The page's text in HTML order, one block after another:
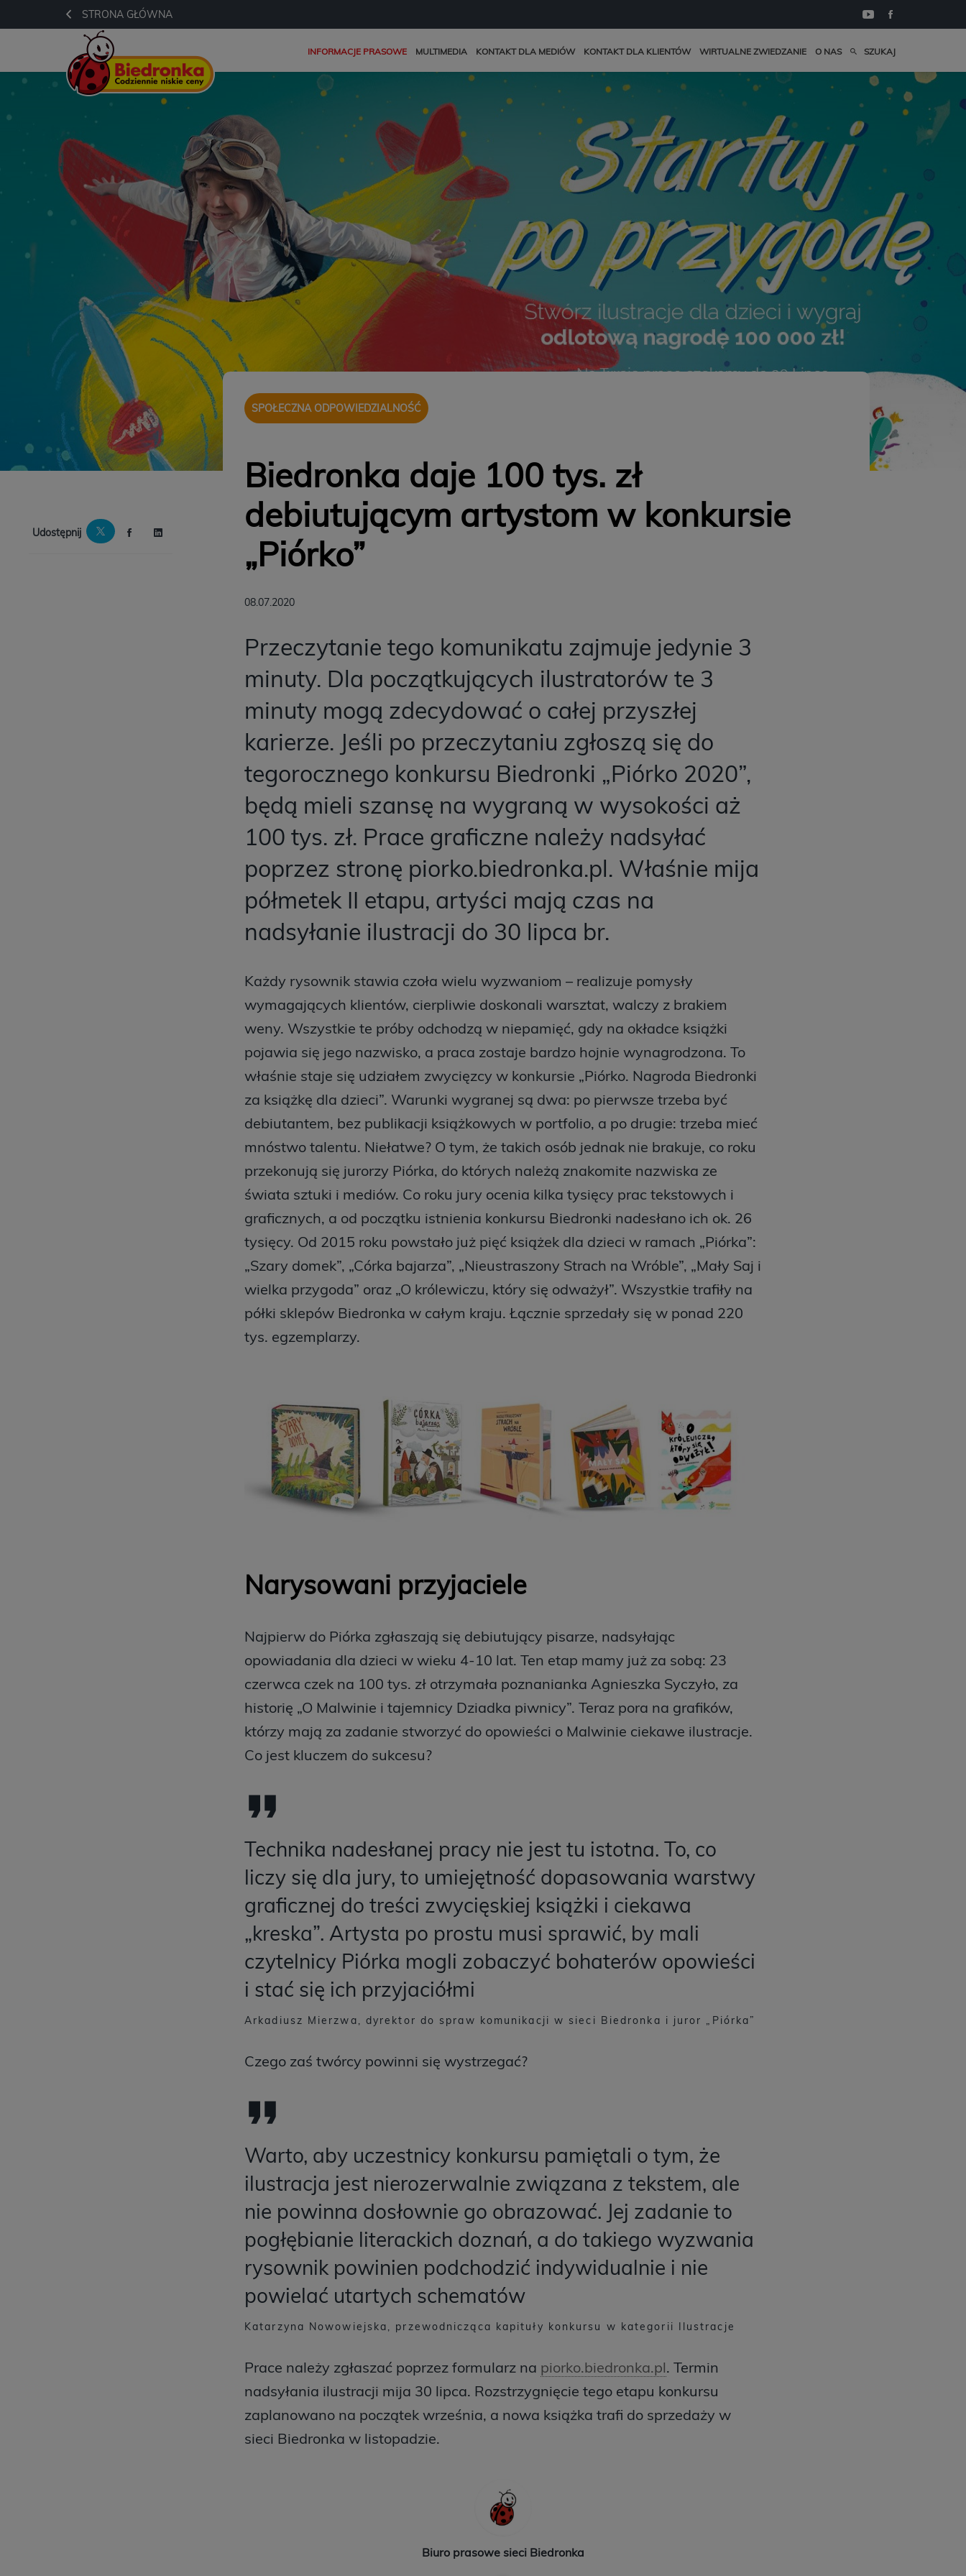
STRONA GŁÓWNA
INFORMACJE PRASOWE MULTIMEDIA KONTAKT DLA MEDIÓW KONTAKT DLA KLIENTÓW WIRTUALNE ZWIEDZANIE O NAS SZUKAJ
Udostępnij
SPOŁECZNA ODPOWIEDZIALNOŚĆ
Biedronka daje 100 tys. zł
debiutującym artystom w konkursie
„Piórko”
08.07.2020
Przeczytanie tego komunikatu zajmuje jedynie 3
minuty. Dla początkujących ilustratorów te 3
minuty mogą zdecydować o całej przyszłej
karierze. Jeśli po przeczytaniu zgłoszą się do
tegorocznego konkursu Biedronki „Piórko 2020”,
będą mieli szansę na wygraną w wysokości aż
100 tys. zł. Prace graficzne należy nadsyłać
poprzez stronę piorko.biedronka.pl. Właśnie mija
półmetek II etapu, artyści mają czas na
nadsyłanie ilustracji do 30 lipca br.
Każdy rysownik stawia czoła wielu wyzwaniom – realizuje pomysły
wymagających klientów, cierpliwie doskonali warsztat, walczy z brakiem
weny. Wszystkie te próby odchodzą w niepamięć, gdy na okładce książki
pojawia się jego nazwisko, a praca zostaje bardzo hojnie wynagrodzona. To
właśnie staje się udziałem zwycięzcy w konkursie „Piórko. Nagroda Biedronki
za książkę dla dzieci”. Warunki wygranej są dwa: po pierwsze trzeba być
debiutantem, bez publikacji książkowych w portfolio, a po drugie: trzeba mieć
mnóstwo talentu. Niełatwe? O tym, że takich osób jednak nie brakuje, co roku
przekonują się jurorzy Piórka, do których należą znakomite nazwiska ze
świata sztuki i mediów. Co roku jury ocenia kilka tysięcy prac tekstowych i
graficznych, a od początku istnienia konkursu Biedronki nadesłano ich ok. 26
tysięcy. Od 2015 roku powstało już pięć książek dla dzieci w ramach „Piórka”:
„Szary domek”, „Córka bajarza”, „Nieustraszony Strach na Wróble”, „Mały Saj i
wielka przygoda” oraz „O królewiczu, który się odważył”. Wszystkie trafiły na
półki sklepów Biedronka w całym kraju. Łącznie sprzedały się w ponad 220
tys. egzemplarzy.
Narysowani przyjaciele
Najpierw do Piórka zgłaszają się debiutujący pisarze, nadsyłając
opowiadania dla dzieci w wieku 4-10 lat. Ten etap mamy już za sobą: 23
czerwca czek na 100 tys. zł otrzymała poznanianka Agnieszka Syczyło, za
historię „O Malwinie i tajemnicy Dziadka piwnicy”. Teraz pora na grafików,
którzy mają za zadanie stworzyć do opowieści o Malwinie ciekawe ilustracje.
Co jest kluczem do sukcesu?
Technika nadesłanej pracy nie jest tu istotna. To, co
liczy się dla jury, to umiejętność dopasowania warstwy
graficznej do treści zwycięskiej książki i ciekawa
„kreska”. Artysta po prostu musi sprawić, by mali
czytelnicy Piórka mogli zobaczyć bohaterów opowieści
i stać się ich przyjaciółmi
Arkadiusz Mierzwa, dyrektor do spraw komunikacji w sieci Biedronka i juror „Piórka”
Czego zaś twórcy powinni się wystrzegać?
Warto, aby uczestnicy konkursu pamiętali o tym, że
ilustracja jest nierozerwalnie związana z tekstem, ale
nie powinna dosłownie go obrazować. Jej zadanie to
pogłębianie literackich doznań, a do takiego wyzwania
rysownik powinien podchodzić indywidualnie i nie
powielać utartych schematów
Katarzyna Nowowiejska, przewodnicząca kapituły konkursu w kategorii Ilustracje
Prace należy zgłaszać poprzez formularz na piorko.biedronka.pl. Termin
nadsyłania ilustracji mija 30 lipca. Rozstrzygnięcie tego etapu konkursu
zaplanowano na początek września, a nowa książka trafi do sprzedaży w
sieci Biedronka w listopadzie.
Biuro prasowe sieci Biedronka